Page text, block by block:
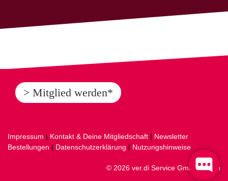
> Mitglied werden*
Impressum | Kontakt & Deine Mitgliedschaft | Newsletter
Bestellungen | Datenschutzerklärung | Nutzungshinweise
© 2026 ver.di Service GmbH, Berlin